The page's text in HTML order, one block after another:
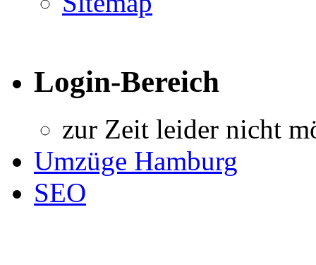
Login-Bereich
zur Zeit leider nicht
Umzüge Hamburg
SEO